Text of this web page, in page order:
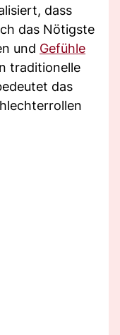
dass
das Nötigste
und Gefühle
traditionelle
das